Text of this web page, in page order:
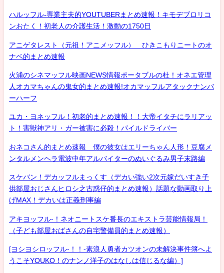
ハルッフル-専業主夫的YOUTUBERまとめ速報！キモデブロリコ
ンおたく！初老人の介護生活！激動の1750日
アニゲタレスト（元祖！アニメッフル） ひきこもりニートのオ
ナベ的まとめ速報
火浦のシネマッフル映画NEWS情報ポータブルの杜！オネエ管理
人オカマちゃんの鬼女的まとめ速報!オカマッフルアタックナンバ
ーハーフ
ユカ・ヨネッフル！初老的まとめ速報！！大帝イタチにラリアッ
ト！害獣神アリ・ガー被害に必殺！パイルドライバー
おネコさん的まとめ速報 僕の彼女はエリーちゃん人形！豆腐メ
ンタルメンヘラ電波中年アルバイターのぬいぐるみ男子末路編
スケバン！デカッフルまっくす（デカい強い2次元嫁だいすき子
供部屋おじさんヒロシ之古惑仔的まとめ速報）話題な動画取り上
げMAX！デカいは正義刑事編
アキヨッフル-！ネオニートスケ番長のエキストラ芸能情報局！
（子ども部屋おばさんの自宅警備員的まとめ速報）
[ヨシヨシロッフル-！！-素浪人勇者カツオンの未解決事件簿へよ
うこそYOUKO！のナンノ洋子のはなしは信じるな編）]